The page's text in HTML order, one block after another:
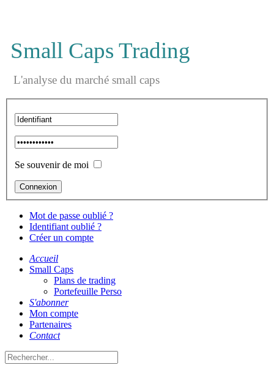
Small Caps Trading
L'analyse du marché small caps
Se souvenir de moi
Mot de passe oublié ?
Identifiant oublié ?
Créer un compte
Accueil
Small Caps
Plans de trading
Portefeuille Perso
S'abonner
Mon compte
Partenaires
Contact